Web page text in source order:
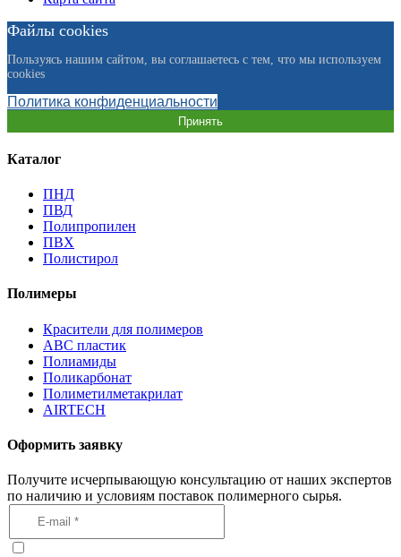
Файлы cookies
Пользуясь нашим сайтом, вы соглашаетесь с тем, что мы используем
cookies
Политика конфиденциальности
Принять
Каталог
ПНД
ПВД
Полипропилен
ПВХ
Полистирол
Полимеры
Красители для полимеров
АВС пластик
Полиамиды
Поликарбонат
Полиметилметакрилат
AIRTECH
Оформить заявку
Получите исчерпывающую консультацию от наших экспертов
по наличию и условиям поставок полимерного сырья.